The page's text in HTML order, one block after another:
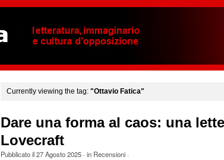
Currently viewing the tag: "Ottavio Fatica"
Dare una forma al caos: una
Lovecraft
Pubblicato il27 Agosto 2025· in Recensioni·